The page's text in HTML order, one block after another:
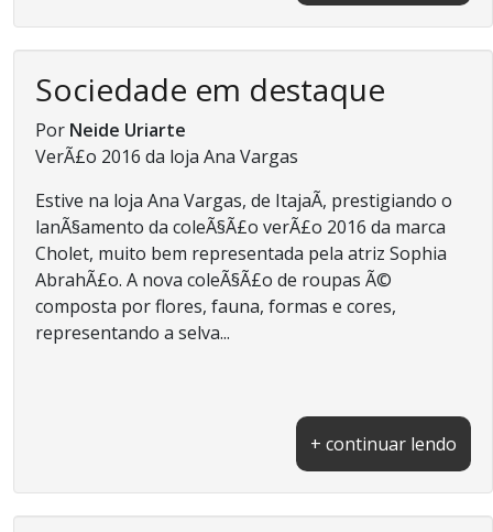
Sociedade em destaque
Por Neide Uriarte
VerÃ£o 2016 da loja Ana Vargas
Estive na loja Ana Vargas, de ItajaÃ­, prestigiando o
lanÃ§amento da coleÃ§Ã£o verÃ£o 2016 da marca
Cholet, muito bem representada pela atriz Sophia
AbrahÃ£o. A nova coleÃ§Ã£o de roupas Ã©
composta por flores, fauna, formas e cores,
representando a selva...
+ continuar lendo